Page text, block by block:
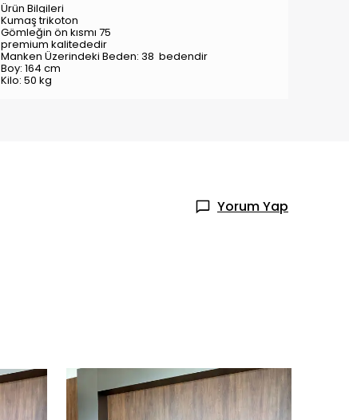
Ürün Bilgileri
Kumaş trikoton
Gömleğin ön kısmı 75
premium kalitededir
Manken Üzerindeki Beden: 38 bedendir
Boy: 164 cm
Kilo: 50 kg
Yorum Yap